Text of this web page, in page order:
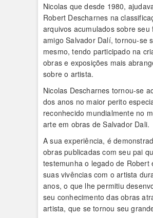
Nicolas que desde 1980,
Robert Descharnes na
arquivos acumulados sobre seu
amigo Salvador Dalí, tornou-se
mesmo, tendo participado na
obras e exposições mais
sobre o artista.
Nicolas Descharnes tornou-se
dos anos no maior perito
reconhecido mundialmente no
arte em obras de Salvador Dali.
A sua experiência, é
obras publicadas com seu pai
testemunha o legado de Robert
suas vivências com o artista
anos, o que lhe permitiu
seu conhecimento das obras
artista, que se tornou seu